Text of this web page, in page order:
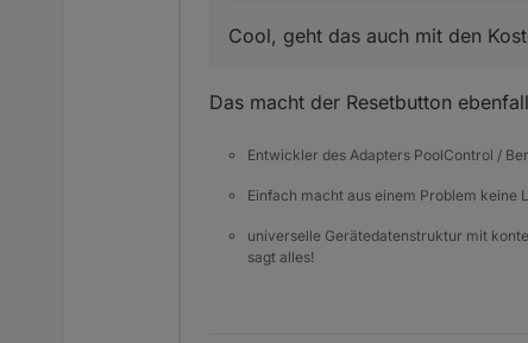
Cool, geht das auch mit den
Das macht der Resetbutton
Entwickler des Adapters PoolControl /
Einfach macht aus einem Problem keine
universelle Gerätedatenstruktur mit
sagt alles!